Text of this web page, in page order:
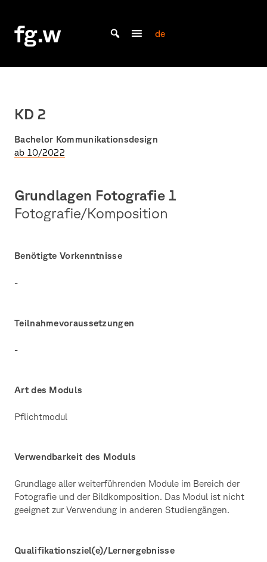
content
fg.w
Bachelor Kommunikationsdesign und Master Design & Information studieren
de
KD 2
Bachelor Kommunikationsdesign
ab 10/2022
Grundlagen Fotografie 1
Fotografie/Komposition
Benötigte Vorkenntnisse
-
Teilnahmevoraussetzungen
-
Art des Moduls
Pflichtmodul
Verwendbarkeit des Moduls
Grundlage aller weiterführenden Module im Bereich der
Fotografie und der Bildkomposition. Das Modul ist nicht
geeignet zur Verwendung in anderen Studiengängen.
Qualifikationsziel(e)/Lernergebnisse